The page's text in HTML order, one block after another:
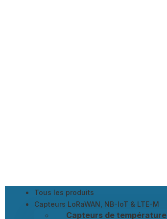
Tous les produits
Capteurs LoRaWAN, NB-IoT & LTE-M
Capteurs de température